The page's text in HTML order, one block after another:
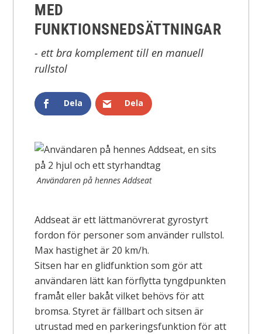
MED
FUNKTIONSNEDSÄTTNINGAR
- ett bra komplement till en manuell
rullstol
Dela Dela
Användaren på hennes Addseat
Addseat är ett lättmanövrerat gyrostyrt
fordon för personer som använder rullstol.
Max hastighet är 20 km/h.
Sitsen har en glidfunktion som gör att
användaren lätt kan förflytta tyngdpunkten
framåt eller bakåt vilket behövs för att
bromsa. Styret är fällbart och sitsen är
utrustad med en parkeringsfunktion för att